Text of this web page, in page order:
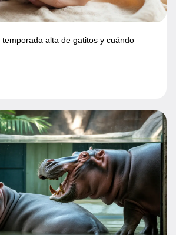
alta de gatitos y cuándo